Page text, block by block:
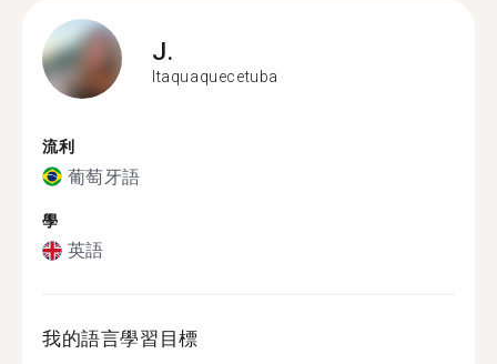
J.
Itaquaquecetuba
流利
葡萄牙語
學
英語
我的語言學習目標